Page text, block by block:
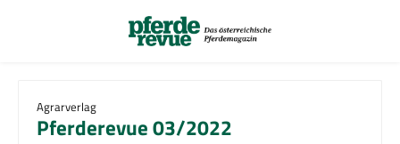
Agrarverlag
Pferderevue 03/2022